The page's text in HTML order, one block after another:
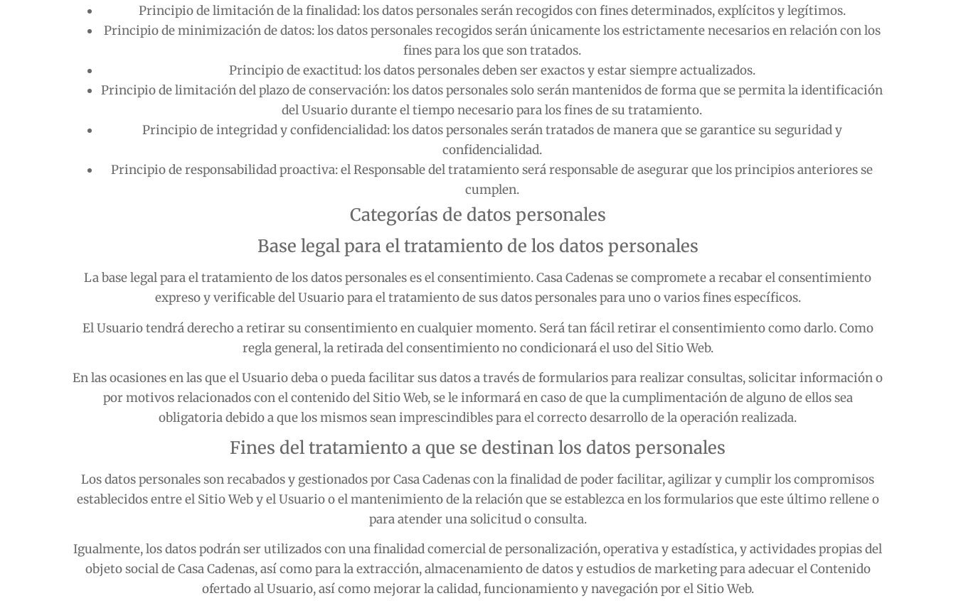
Principio de limitación de la finalidad: los datos personales serán recogidos con fines determinados, explícitos y legítimos.
Principio de minimización de datos: los datos personales recogidos serán únicamente los estrictamente necesarios en relación con los
fines para los que son tratados.
Principio de exactitud: los datos personales deben ser exactos y estar siempre actualizados.
Principio de limitación del plazo de conservación: los datos personales solo serán mantenidos de forma que se permita la identificación
del Usuario durante el tiempo necesario para los fines de su tratamiento.
Principio de integridad y confidencialidad: los datos personales serán tratados de manera que se garantice su seguridad y
confidencialidad.
Principio de responsabilidad proactiva: el Responsable del tratamiento será responsable de asegurar que los principios anteriores se
cumplen.
Categorías de datos personales
Base legal para el tratamiento de los datos personales
La base legal para el tratamiento de los datos personales es el consentimiento.Casa Cadenasse compromete a recabar el consentimiento
expreso y verificable del Usuario para el tratamiento de sus datos personales para uno o varios fines específicos.
El Usuario tendrá derecho a retirar su consentimiento en cualquier momento. Será tan fácil retirar el consentimiento como darlo. Como
regla general, la retirada del consentimiento no condicionará el uso del Sitio Web.
En las ocasiones en las que el Usuario deba o pueda facilitar sus datos a través de formularios para realizar consultas, solicitar información o
por motivos relacionados con el contenido del Sitio Web, se le informará en caso de que la cumplimentación de alguno de ellos sea
obligatoria debido a que los mismos sean imprescindibles para el correcto desarrollo de la operación realizada.
Fines del tratamiento a que se destinan los datos personales
Los datos personales son recabados y gestionados porCasa Cadenascon la finalidad de poder facilitar, agilizar y cumplir los compromisos
establecidos entre el Sitio Web y el Usuario o el mantenimiento de la relación que se establezca en los formularios que este último rellene o
para atender una solicitud o consulta.
Igualmente, los datos podrán ser utilizados con una finalidad comercial de personalización, operativa y estadística, y actividades propias del
objeto social deCasa Cadenas, así como para la extracción, almacenamiento de datos y estudios de marketing para adecuar el Contenido
ofertado al Usuario, así como mejorar la calidad, funcionamiento y navegación por el Sitio Web.